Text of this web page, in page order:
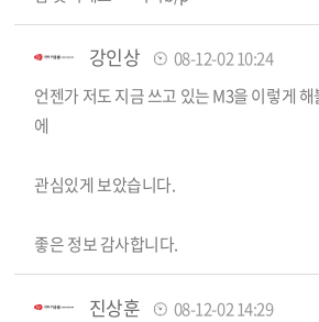
강인상
08-12-02 10:24
언젠가 저도 지금 쓰고 있는 M3을 이렇게
에
관심있게 보았습니다.
좋은 정보 감사합니다.
진상훈
08-12-02 14:29